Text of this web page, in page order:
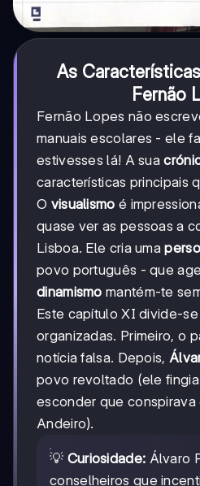
As
Fernão
Fernão Lopes não
manuais escolares - ele
estivesses lá! A sua
características principais
O visualismo é
quase ver as pessoas a
Lisboa. Ele cria uma
povo português - que
dinamismo mantém-te
Este capítulo XI divide-
organizadas. Primeiro, o
notícia falsa. Depois,
povo revoltado (ele
esconder que
Andeiro).
💡 Curiosidade: Álvaro
conselheiros que